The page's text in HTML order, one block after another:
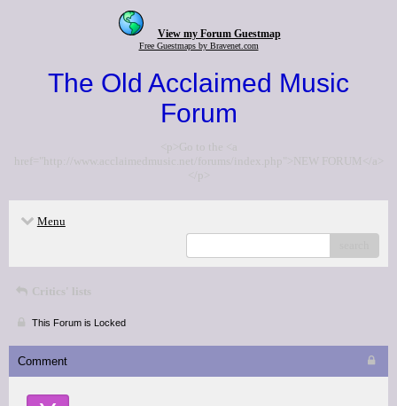
View my Forum Guestmap
Free Guestmaps by Bravenet.com
The Old Acclaimed Music
Forum
<p>Go to the <a
href="http://www.acclaimedmusic.net/forums/index.php">NEW FORUM</a>
</p>
Menu
Critics' lists
This Forum is Locked
Comment